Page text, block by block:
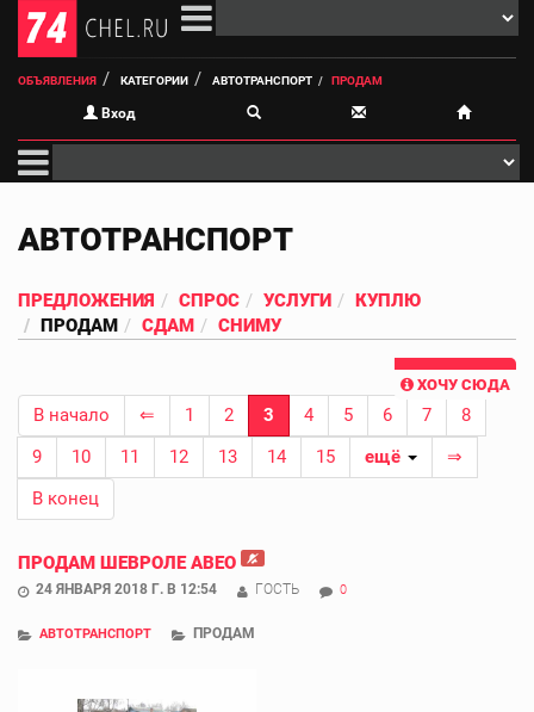
ОБЪЯВЛЕНИЯ КАТЕГОРИИ АВТОТРАНСПОРТ ПРОДАМ
Вход
АВТОТРАНСПОРТ
ПРЕДЛОЖЕНИЯ СПРОС УСЛУГИ
КУПЛЮ
ПРОДАМ
СДАМ СНИМУ
ХОЧУ СЮДА
В начало ⇐ 1 2 3 4 5 6 7
8
9
10 11 12 13 14 15 ещё
⇒
В конец
ПРОДАМ ШЕВРОЛЕ АВЕО
24 ЯНВАРЯ 2018 Г. В 12:54 ГОСТЬ 0
АВТОТРАНСПОРТ ПРОДАМ